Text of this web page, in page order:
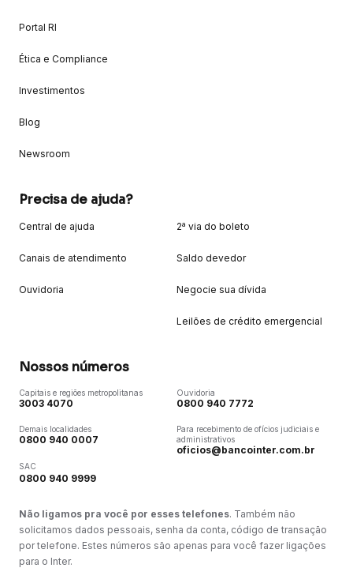
Portal RI
Ética e Compliance
Investimentos
Blog
Newsroom
Precisa de ajuda?
Central de ajuda
Canais de atendimento
Ouvidoria
2ª via do boleto
Saldo devedor
Negocie sua dívida
Leilões de crédito emergencial
Nossos números
Capitais e regiões metropolitanas
3003 4070
Demais localidades
0800 940 0007
SAC
0800 940 9999
Ouvidoria
0800 940 7772
Para recebimento de ofícios judiciais e
administrativos
oficios@bancointer.com.br
Não ligamos pra você por esses telefones. Também não
solicitamos dados pessoais, senha da conta, código de transação
por telefone. Estes números são apenas para você fazer ligações
para o Inter.